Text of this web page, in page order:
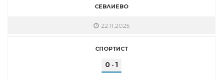
СЕВЛИЕВО
22.11.2025
СПОРТИСТ
0 - 1